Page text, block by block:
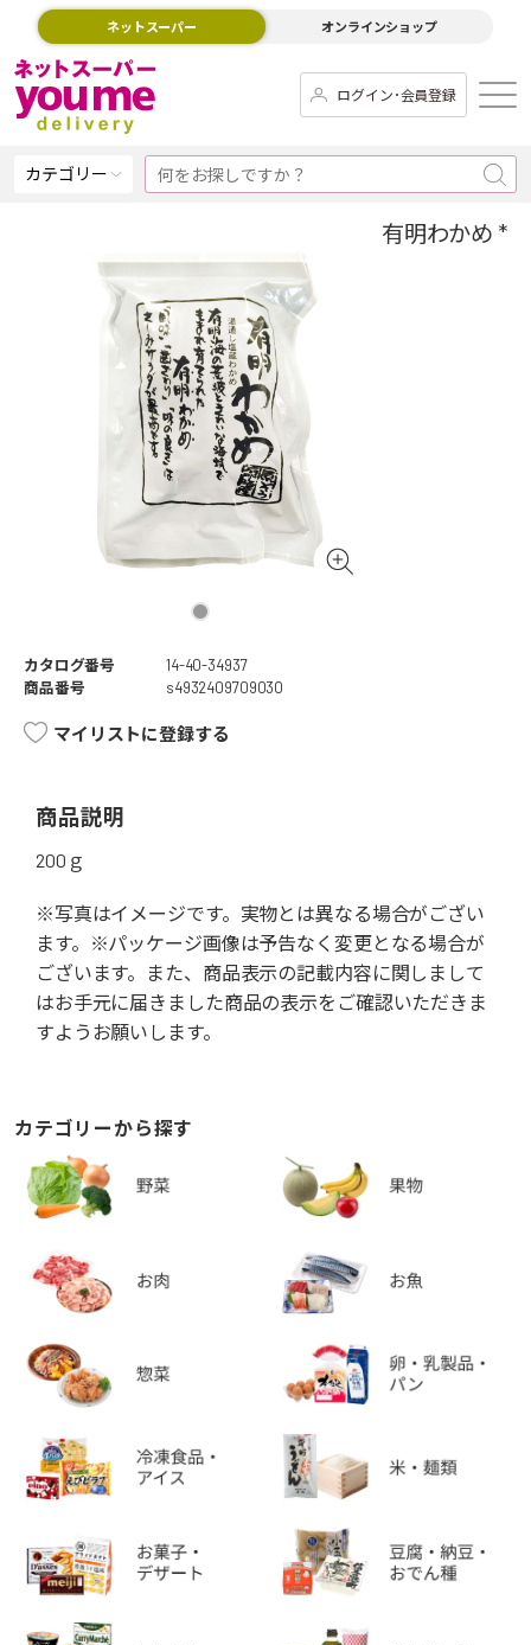
ネットスーパー オンラインショップ
ログイン･会員登録
カテゴリー
有明わかめ *
カタログ番号
14-40-34937
商品番号
s4932409709030
マイリストに登録する
商品説明
200ｇ
※写真はイメージです。実物とは異なる場合がござい
ます。※パッケージ画像は予告なく変更となる場合が
ございます。また、商品表示の記載内容に関しまして
はお手元に届きました商品の表示をご確認いただきま
すようお願いします。
カテゴリーから探す